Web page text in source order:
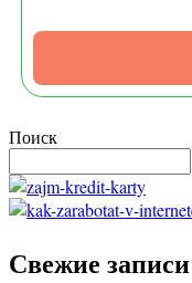
Поиск
Свежие записи